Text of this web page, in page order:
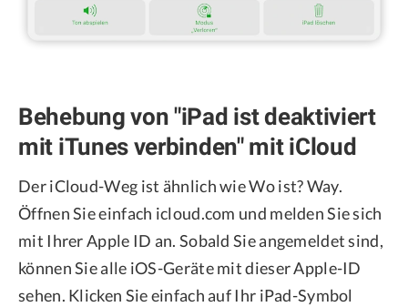
Behebung von "iPad ist deaktiviert
mit iTunes verbinden" mit iCloud
Der iCloud-Weg ist ähnlich wie Wo ist? Way.
Öffnen Sie einfach icloud.com und melden Sie sich
mit Ihrer Apple ID an. Sobald Sie angemeldet sind,
können Sie alle iOS-Geräte mit dieser Apple-ID
sehen. Klicken Sie einfach auf Ihr iPad-Symbol